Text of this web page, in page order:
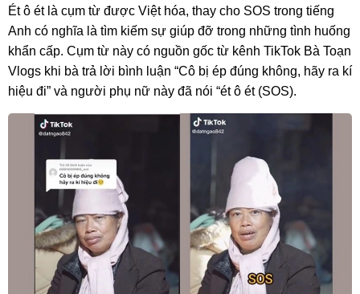
Ét ô ét là cụm từ được Việt hóa, thay cho SOS trong tiếng
Anh có nghĩa là tìm kiếm sự giúp đỡ trong những tình huống
khẩn cấp. Cụm từ này có nguồn gốc từ kênh TikTok Bà Toạn
Vlogs khi bà trả lời bình luận “Cô bị ép đúng không, hãy ra kí
hiệu đi” và người phụ nữ này đã nói “ét ô ét (SOS).